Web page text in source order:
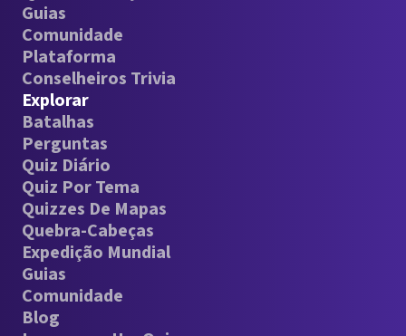
Guias
Comunidade
Plataforma
Conselheiros Trivia
Explorar
Batalhas
Perguntas
Quiz Diário
Quiz Por Tema
Quizzes De Mapas
Quebra-Cabeças
Expedição Mundial
Guias
Comunidade
Blog